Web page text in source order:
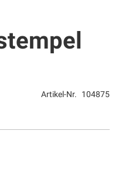
Artikel-Nr. 104875